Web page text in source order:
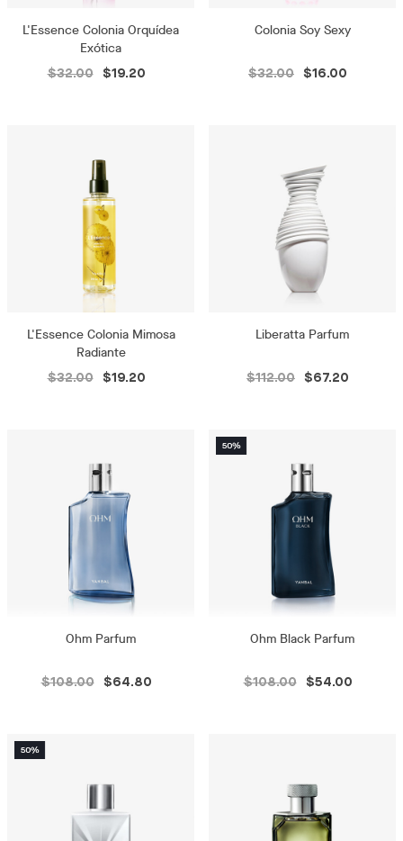
L'Essence Colonia Orquídea
Exótica
$32.00 $19.20
Colonia Soy Sexy
$32.00 $16.00
L'Essence Colonia Mimosa
Radiante
$32.00 $19.20
Liberatta Parfum
$112.00 $67.20
Ohm Parfum
$108.00 $64.80
Ohm Black Parfum
$108.00 $54.00